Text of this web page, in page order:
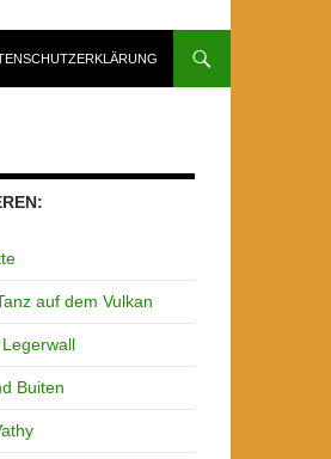
auf dem Vulkan
Buiten